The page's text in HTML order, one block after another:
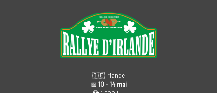
🇮🇪 Irlande
📅 10 – 14 mai